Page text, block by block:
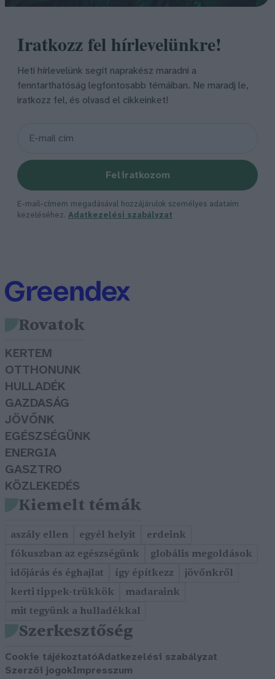
Iratkozz fel hírlevelünkre!
Heti hírlevelünk segít naprakész maradni a
fenntarthatóság legfontosabb témáiban. Ne maradj le,
iratkozz fel, és olvasd el cikkeinket!
Feliratkozom
E-mail-címem megadásával hozzájárulok személyes adataim
kezeléséhez. Adatkezelési szabályzat
Rovatok
KERTEM
OTTHONUNK
HULLADÉK
GAZDASÁG
JÖVŐNK
EGÉSZSÉGÜNK
ENERGIA
GASZTRO
KÖZLEKEDÉS
Kiemelt témák
aszály ellen egyél helyit
erdeink
fókuszban az egészségünk
globális megoldások
időjárás és éghajlat
így építkezz
jövőnkről
kerti tippek-trükkök
madaraink
mit tegyünk a hulladékkal
Szerkesztőség
Cookie tájékoztatóAdatkezelési szabályzat
Szerzői jogokImpresszum